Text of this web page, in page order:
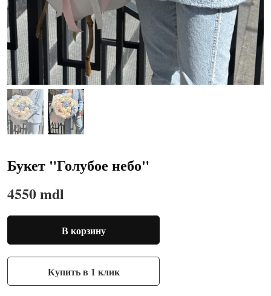
Букет "Голубое небо"
4550 mdl
В корзину
Купить в 1 клик